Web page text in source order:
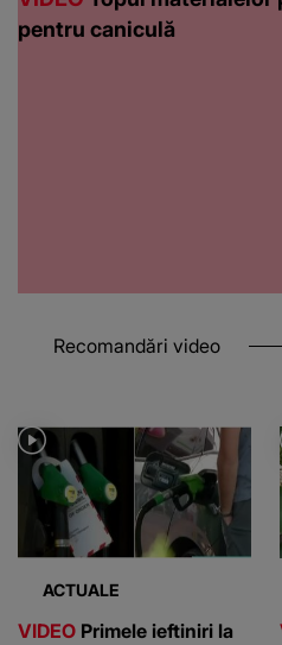
pentru caniculă
Recomandări video
ACTUALE
VIDEO Primele ieftiniri la